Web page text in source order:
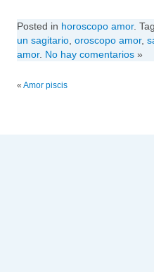
Posted in horoscopo amor.
un sagitario oroscopo amor,
amor. No hay comentarios »
« Amor piscis